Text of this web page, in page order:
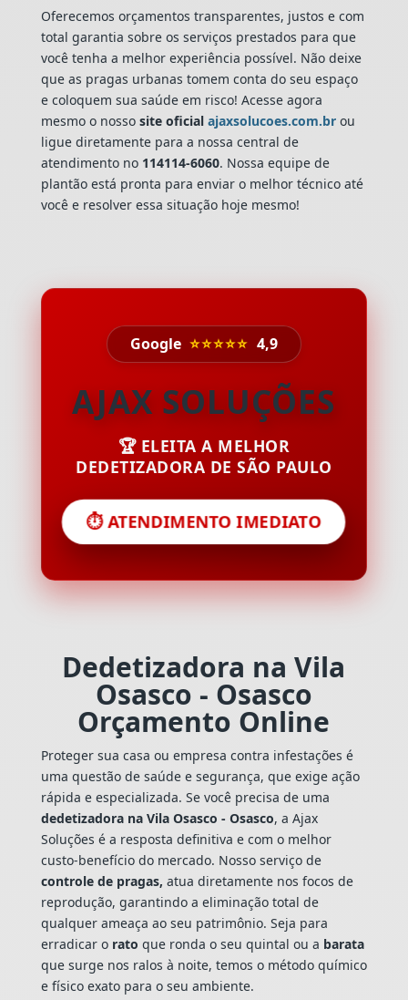
Oferecemos orçamentos transparentes, justos e com
total garantia sobre os serviços prestados para que
você tenha a melhor experiência possível. Não deixe
que as pragas urbanas tomem conta do seu espaço
e coloquem sua saúde em risco! Acesse agora
mesmo o nossosite oficial ajaxsolucoes.com.brou
ligue diretamente para a nossa central de
atendimento no 114114-6060. Nossa equipe de
plantão está pronta para enviar o melhor técnico até
você e resolver essa situação hoje mesmo!
Google ⭐⭐⭐⭐⭐ 4,9
AJAX SOLUÇÕES
🏆 ELEITA A MELHOR
DEDETIZADORA DE SÃO PAULO
⏱️ ATENDIMENTO IMEDIATO
Dedetizadora na Vila
Osasco - Osasco
Orçamento Online
Proteger sua casa ou empresa contra infestações é
uma questão de saúde e segurança, que exige ação
rápida e especializada. Se você precisa de uma
dedetizadora na Vila Osasco - Osasco, a Ajax
Soluções é a resposta definitiva e com o melhor
custo-benefício do mercado. Nosso serviço de
controle de pragas, atua diretamente nos focos de
reprodução, garantindo a eliminação total de
qualquer ameaça ao seu patrimônio. Seja para
erradicar o rato que ronda o seu quintal ou a barata
que surge nos ralos à noite, temos o método químico
e físico exato para o seu ambiente.